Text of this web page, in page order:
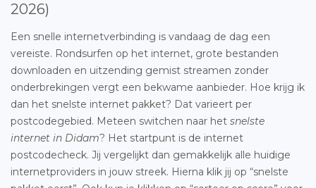
2026)
Een snelle internetverbinding is vandaag de dag een
vereiste. Rondsurfen op het internet, grote bestanden
downloaden en uitzending gemist streamen zonder
onderbrekingen vergt een bekwame aanbieder. Hoe krijg ik
dan het snelste internet pakket? Dat varieert per
postcodegebied. Meteen switchen naar het snelste
internet in Didam? Het startpunt is de internet
postcodecheck. Jij vergelijkt dan gemakkelijk alle huidige
internetproviders in jouw streek. Hierna klik jij op “snelste